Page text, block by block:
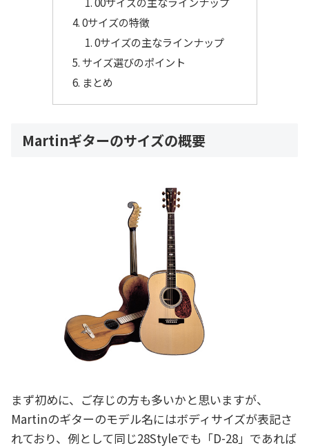
0サイズの特徴
0サイズの主なラインナップ
サイズ選びのポイント
まとめ
Martinギターのサイズの概要
まず初めに、ご存じの方も多いかと思いますが、
Martinのギターのモデル名にはボディサイズが表記さ
れており、例として同じ28Styleでも「D-28」であれば